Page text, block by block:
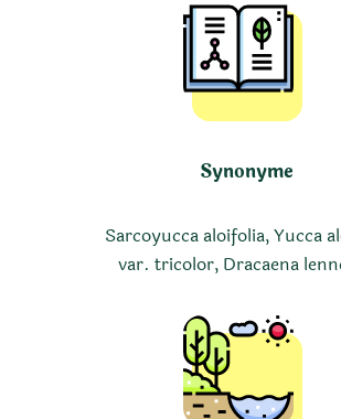
Synonyme
Sarcoyucca aloifolia, Yucca
var. tricolor, Dracaena